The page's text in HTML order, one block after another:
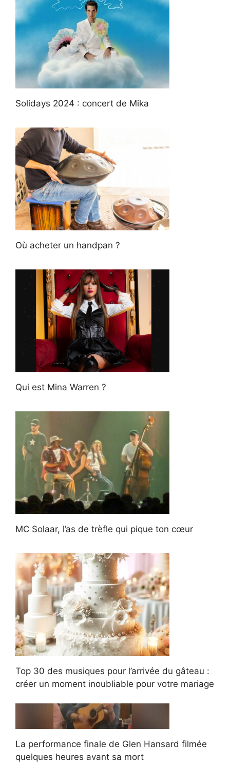
Solidays 2024 : concert de Mika
Où acheter un handpan ?
Qui est Mina Warren ?
MC Solaar, l’as de trèfle qui pique ton cœur
Top 30 des musiques pour l’arrivée du gâteau :
créer un moment inoubliable pour votre mariage
La performance finale de Glen Hansard filmée
quelques heures avant sa mort